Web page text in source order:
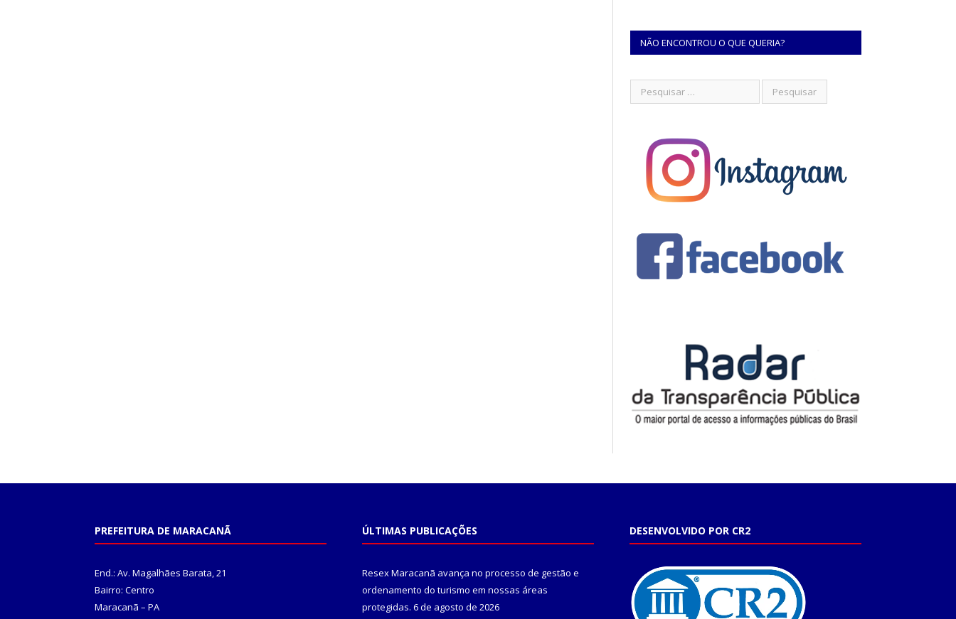
NÃO ENCONTROU O QUE QUERIA?
PREFEITURA DE MARACANÃ
End.: Av. Magalhães Barata, 21
Bairro: Centro
Maracanã – PA
ÚLTIMAS PUBLICAÇÕES
Resex Maracanã avança no processo de gestão e
ordenamento do turismo em nossas áreas
protegidas. 6 de agosto de 2026
DESENVOLVIDO POR CR2